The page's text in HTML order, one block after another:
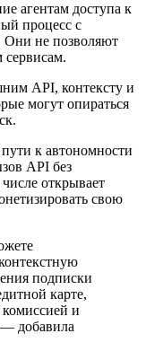
агентам доступа к
процесс с
Они не позволяют
API, контексту и
могут опираться
к автономности
API без
открывает
свою
подписки
карте,
комиссией и
добавила